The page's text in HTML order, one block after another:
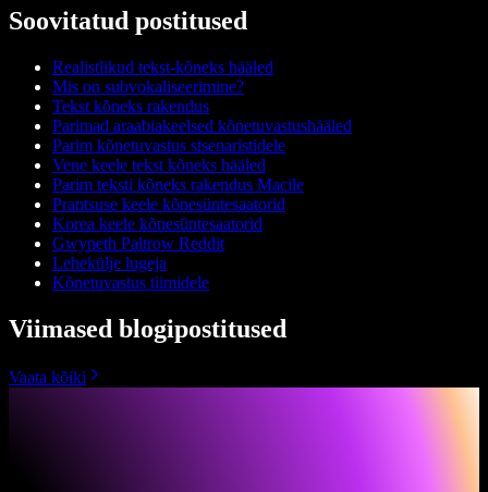
Soovitatud postitused
Realistlikud tekst-kõneks hääled
Mis on subvokaliseerimine?
Tekst kõneks rakendus
Parimad araabiakeelsed kõnetuvastushääled
Parim kõnetuvastus stsenaristidele
Vene keele tekst kõneks hääled
Parim teksti kõneks rakendus Macile
Prantsuse keele kõnesüntesaatorid
Korea keele kõnesüntesaatorid
Gwyneth Paltrow Reddit
Lehekülje lugeja
Kõnetuvastus tiimidele
Viimased blogipostitused
Vaata kõiki